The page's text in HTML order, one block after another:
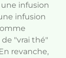
infusion
infusion
"vrai thé"
revanche,